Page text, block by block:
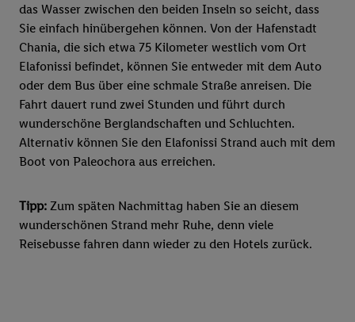
das Wasser zwischen den beiden Inseln so seicht, dass
Sie einfach hinübergehen können. Von der Hafenstadt
Chania, die sich etwa 75 Kilometer westlich vom Ort
Elafonissi befindet, können Sie entweder mit dem Auto
oder dem Bus über eine schmale Straße anreisen. Die
Fahrt dauert rund zwei Stunden und führt durch
wunderschöne Berglandschaften und Schluchten.
Alternativ können Sie den Elafonissi Strand auch mit dem
Boot von Paleochora aus erreichen.
Tipp: Zum späten Nachmittag haben Sie an diesem
wunderschönen Strand mehr Ruhe, denn viele
Reisebusse fahren dann wieder zu den Hotels zurück.